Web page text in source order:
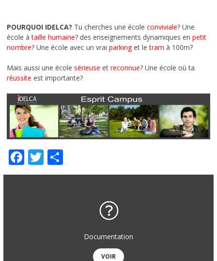
POURQUOI IDELCA? Tu cherches une école conviviale? Une
école à taille humaine? des enseignements dynamiques en petit
nombre? Une école avec un vrai parkinget letram à 100m?
Mais aussi une école sérieuse et reconnue? Une école où ta
réussite est importante?
Facebook
Twitter
Documentation
VOIR